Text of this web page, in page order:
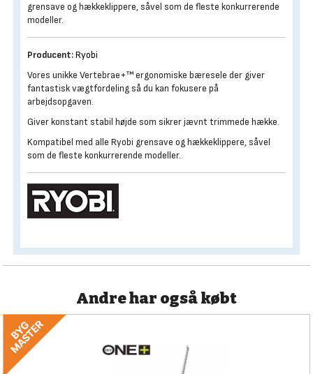
grensave og hækkeklippere, såvel som de fleste konkurrerende
modeller.
Producent:Ryobi
Vores unikke Vertebrae+™ ergonomiske bæresele der giver
fantastisk vægtfordeling så du kan fokusere på
arbejdsopgaven.
Giver konstant stabil højde som sikrer jævnt trimmede hække.
Kompatibel med alle Ryobi grensave og hækkeklippere, såvel
som de fleste konkurrerende modeller.
Andre har også købt